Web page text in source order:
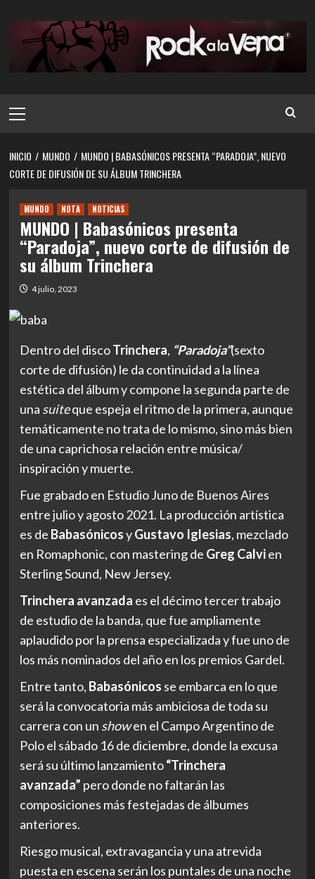
contenido
principal
INICIO MUNDO
MUNDO | BABASÓNICOS PRESENTA “PARADOJA”, NUEVO
CORTE DE DIFUSIÓN DE SU ÁLBUM TRINCHERA
MUNDO NOTA NOTICIAS
MUNDO | Babasónicos presenta
“Paradoja”, nuevo corte de difusión de
su álbum Trinchera
4 julio, 2023
Dentro del discoTrinchera, “Paradoja”(sexto
corte de difusión) le da continuidad a la línea
estética del álbum y compone la segunda parte de
una suiteque espeja el ritmo de la primera, aunque
temáticamente no trata de lo mismo, sino más bien
de una caprichosa relación entre música/
inspiración y muerte.
Fue grabado en Estudio Juno de Buenos Aires
entre julio y agosto 2021. La producción artística
es de BabasónicosyGustavo Iglesias, mezclado
en Romaphonic, con mastering de Greg Calvien
Sterling Sound, New Jersey.
Trinchera avanzada es el décimo tercer trabajo
de estudio de la banda, que fue ampliamente
aplaudido por la prensa especializada y fue uno de
los más nominados del año en los premios Gardel.
Entre tanto, Babasónicos se embarca en lo que
será la convocatoria más ambiciosa de toda su
carrera con un showen el Campo Argentino de
Polo el sábado 16 de diciembre, donde la excusa
será su último lanzamiento“Trinchera
avanzada” pero donde no faltarán las
composiciones más festejadas de álbumes
anteriores.
Riesgo musical, extravagancia y una atrevida
puesta en escena serán los puntales de una noche